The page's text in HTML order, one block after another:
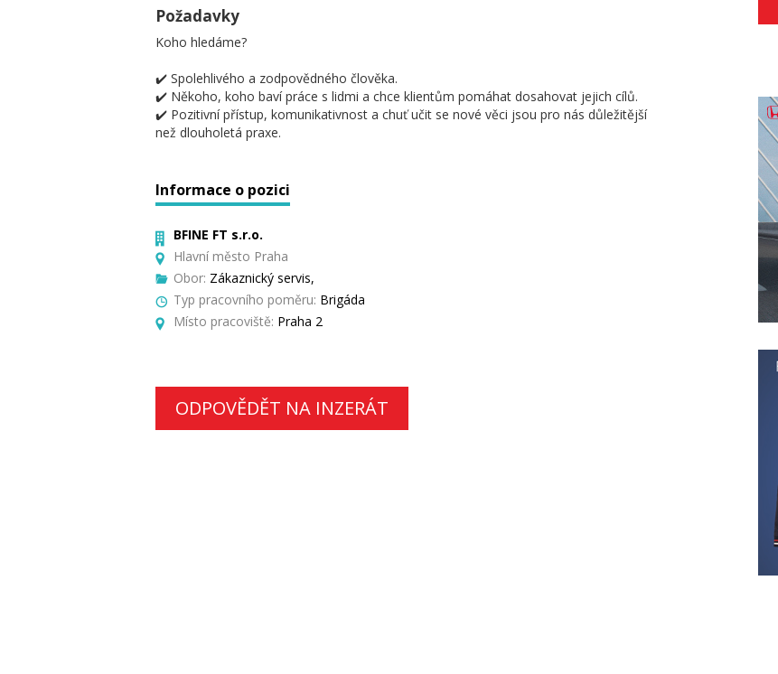
Požadavky
Koho hledáme?
✔️ Spolehlivého a zodpovědného člověka.
✔️ Někoho, koho baví práce s lidmi a chce klientům pomáhat dosahovat jejich cílů.
✔️ Pozitivní přístup, komunikativnost a chuť učit se nové věci jsou pro nás důležitější
než dlouholetá praxe.
Informace o pozici
BFINE FT s.r.o.
Hlavní město Praha
Obor: Zákaznický servis,
Typ pracovního poměru: Brigáda
Místo pracoviště: Praha 2
ODPOVĚDĚT NA INZERÁT